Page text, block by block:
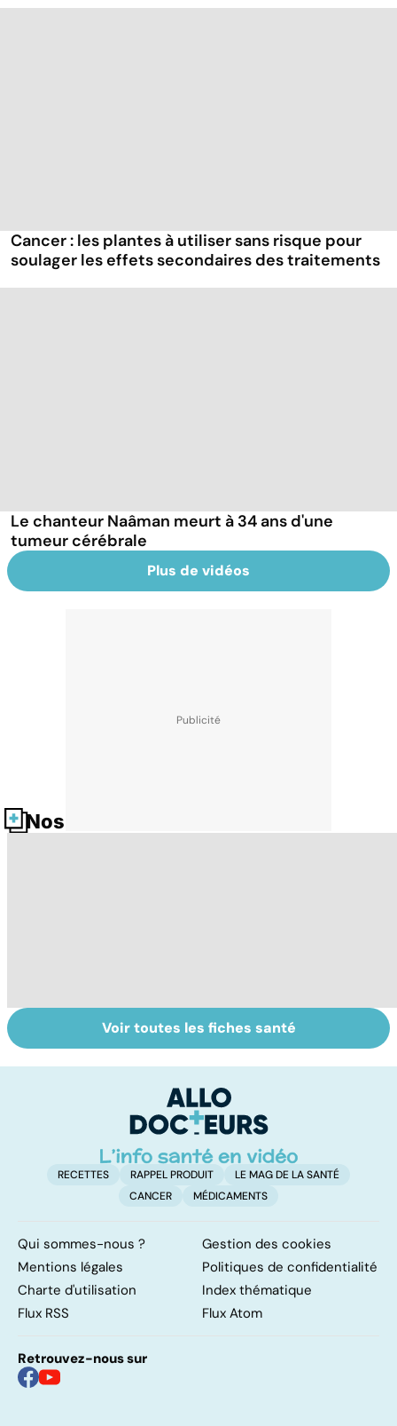
Cancer : les plantes à utiliser sans risque pour
soulager les effets secondaires des traitements
Le chanteur Naâman meurt à 34 ans d'une
tumeur cérébrale
Plus de vidéos
Nos fiches santé
Quand la maladie
entraîne la chute
Le lymphome, un
cancer peu
fréquent
Voir toutes les fiches santé
RECETTES RAPPEL PRODUIT
LE MAG DE LA SANTÉ
CANCER
MÉDICAMENTS
Qui sommes-nous ?
Gestion des cookies
Mentions légales
Politiques de confidentialité
Charte d'utilisation
Index thématique
Flux RSS
Flux Atom
Retrouvez-nous sur